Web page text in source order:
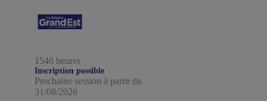
1540 heures
Inscription possible
Prochaine session à partir du
31/08/2026